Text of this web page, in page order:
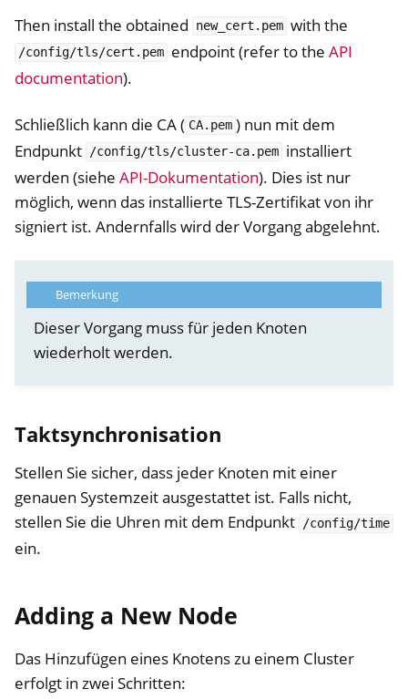
Then install the obtained new_cert.pem with the
/config/tls/cert.pem endpoint (refer to the API
documentation).
Schließlich kann die CA ( CA.pem ) nun mit dem
Endpunkt /config/tls/cluster-ca.pem installiert
werden (siehe API-Dokumentation). Dies ist nur
möglich, wenn das installierte TLS-Zertifikat von ihr
signiert ist. Andernfalls wird der Vorgang abgelehnt.
Bemerkung
Dieser Vorgang muss für jeden Knoten
wiederholt werden.
Taktsynchronisation
Stellen Sie sicher, dass jeder Knoten mit einer
genauen Systemzeit ausgestattet ist. Falls nicht,
stellen Sie die Uhren mit dem Endpunkt /config/time
ein.
Adding a New Node
Das Hinzufügen eines Knotens zu einem Cluster
erfolgt in zwei Schritten: